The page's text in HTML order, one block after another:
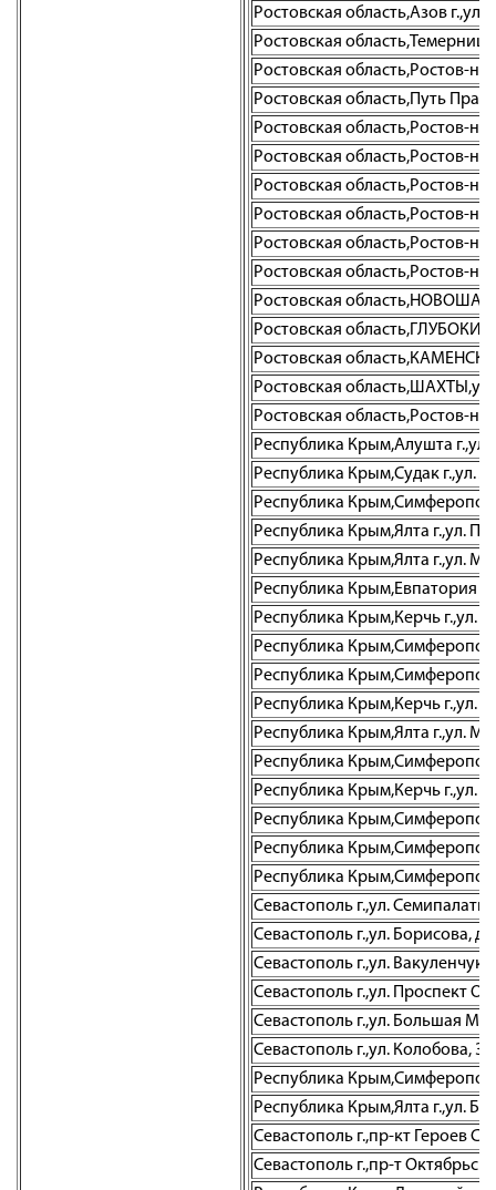
Ростовская область,Азов г.,ул.
Ростовская
Ростовская область,Ростов-
Ростовская область,Путь
Ростовская область,Ростов-
Ростовская область,Ростов-
Ростовская область,Ростов-
Ростовская область,Ростов-
Ростовская область,Ростов-
Ростовская область,Ростов-
Ростовская
Ростовская
Ростовская
Ростовская
Ростовская область,Ростов-
Республика Крым,Алушта г.,ул.
Республика Крым,Судак г.,ул.
Республика
Республика Крым,Ялта г.,ул.
Республика Крым,Ялта г.,ул.
Республика Крым,Евпатория
Республика Крым,Керчь г.,ул.
Республика
Республика
Республика Крым,Керчь г.,ул.
Республика Крым,Ялта г.,ул.
Республика Крым,Симферополь
Республика Крым,Керчь г.,ул.
Республика
Республика
Республика Крым,Симферополь
Севастополь г.,ул.
Севастополь г.,ул. Борисова, д.
Севастополь г.,ул.
Севастополь г.,ул. Проспект
Севастополь г.,ул. Большая
Севастополь г.,ул. Колобова,
Республика
Республика Крым,Ялта г.,ул.
Севастополь г.,пр-кт Героев
Севастополь г.,пр-т